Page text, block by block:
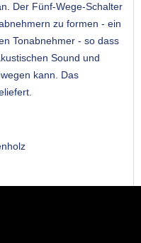
Der Fünf-Wege-Schalter
zu formen - ein
Tonabnehmer - so dass
Sound und
kann. Das